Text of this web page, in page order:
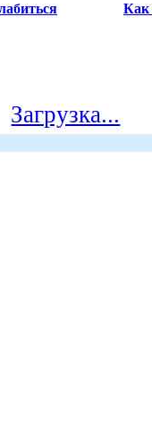
Как
Загрузка...